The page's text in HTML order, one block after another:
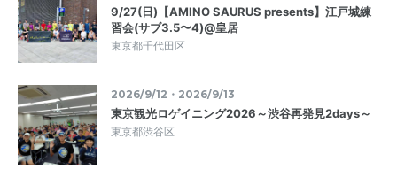
9/27(日)【AMINO SAURUS presents】江戸城練
習会(サブ3.5〜4)@皇居
東京都千代田区
2026/9/12・2026/9/13
東京観光ロゲイニング2026～渋谷再発見2days～
東京都渋谷区